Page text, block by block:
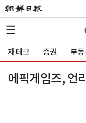
재테크 증권 부
에픽게임즈, 언